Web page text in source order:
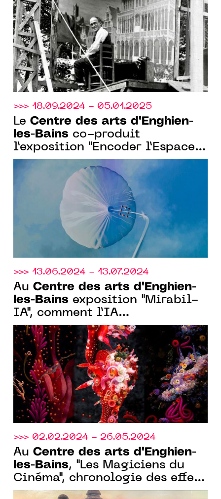
>>> 18.09.2024 - 05.01.2025
Le Centre des arts d'Enghien-
les-Bains co-produit
l’exposition "Encoder l’Espace"
avec l’Observatoire de l’Espace
>>> 13.06.2024 - 13.07.2024
Au Centre des arts d'Enghien-
les-Bains exposition "Mirabil-
IA", comment l’IA
métamorphose la création
>>> 02.02.2024 - 26.05.2024
Au Centre des arts d'Enghien-
les-Bains, "Les Magiciens du
Cinéma", chronologie des effets
spéciaux, du 02 février au 26